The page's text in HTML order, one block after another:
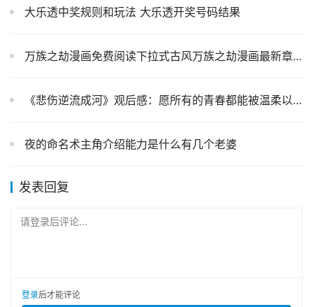
大乐透中奖规则和玩法 大乐透开奖号码结果
万族之劫漫画免费阅读下拉式古风万族之劫漫画最新章节
《悲伤逆流成河》观后感：愿所有的青春都能被温柔以待
夜的命名术主角介绍能力是什么有几个老婆
发表回复
请登录后评论...
登录后才能评论